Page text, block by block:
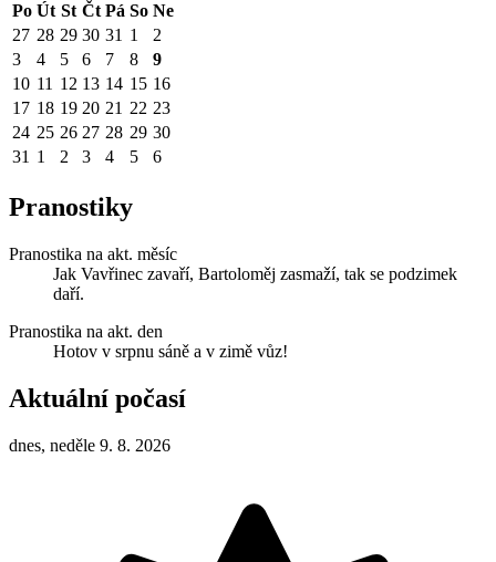
Po Út St Čt Pá So Ne
27 28 29 30 31 1
2
3
4 5 6 7 8
9
10 11 12 13 14 15 16
17 18 19 20 21 22 23
24 25 26 27 28 29 30
31 1 2 3 4 5 6
Pranostiky
Pranostika na akt. měsíc
Jak Vavřinec zavaří, Bartoloměj zasmaží, tak se podzimek
daří.
Pranostika na akt. den
Hotov v srpnu sáně a v zimě vůz!
Aktuální počasí
dnes, neděle 9. 8. 2026